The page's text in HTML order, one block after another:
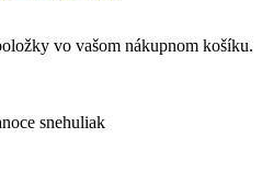
vo vašom nákupnom košíku.
snehuliak